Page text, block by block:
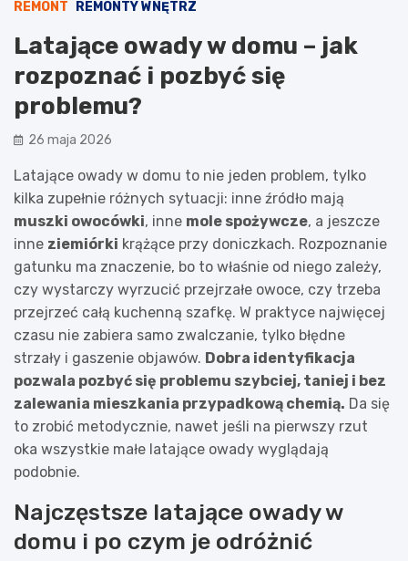
REMONT REMONTY WNĘTRZ
Latające owady w domu – jak
rozpoznać i pozbyć się
problemu?
26 maja 2026
Latające owady w domu to nie jeden problem, tylko
kilka zupełnie różnych sytuacji: inne źródło mają
muszki owocówki, inne mole spożywcze, a jeszcze
inne ziemiórki krążące przy doniczkach. Rozpoznanie
gatunku ma znaczenie, bo to właśnie od niego zależy,
czy wystarczy wyrzucić przejrzałe owoce, czy trzeba
przejrzeć całą kuchenną szafkę. W praktyce najwięcej
czasu nie zabiera samo zwalczanie, tylko błędne
strzały i gaszenie objawów. Dobra identyfikacja
pozwala pozbyć się problemu szybciej, taniej i bez
zalewania mieszkania przypadkową chemią. Da się
to zrobić metodycznie, nawet jeśli na pierwszy rzut
oka wszystkie małe latające owady wyglądają
podobnie.
Najczęstsze latające owady w
domu i po czym je odróżnić